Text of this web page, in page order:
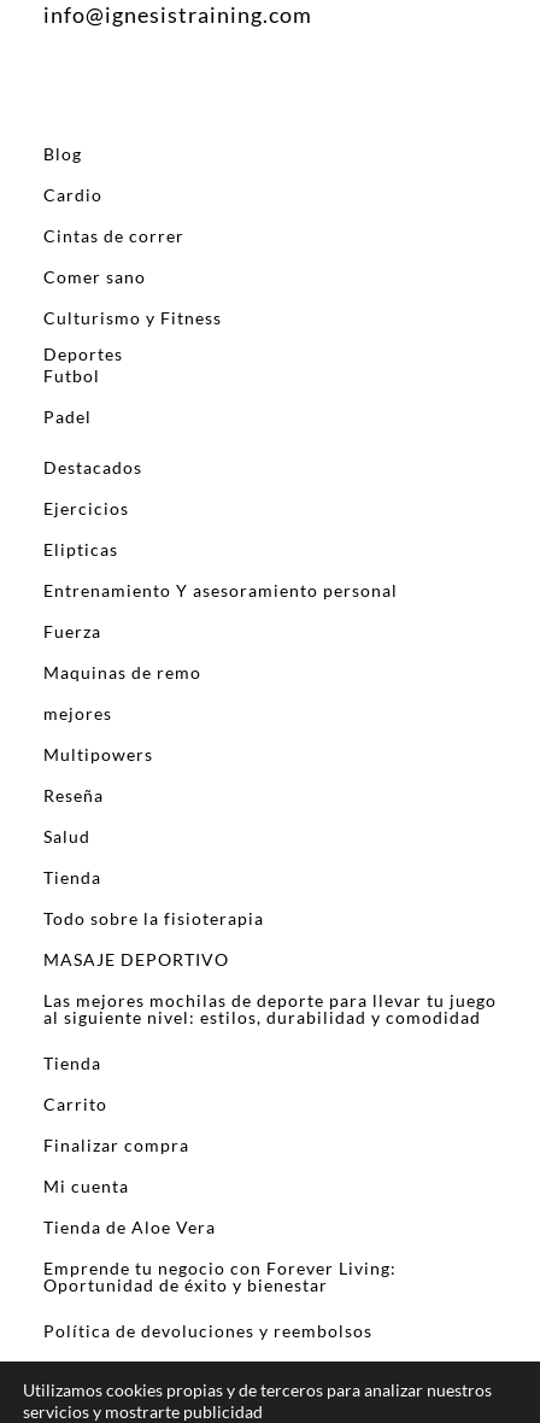
info@ignesistraining.com
Blog
Cardio
Cintas de correr
Comer sano
Culturismo y Fitness
Deportes
Futbol
Padel
Destacados
Ejercicios
Elipticas
Entrenamiento Y asesoramiento personal
Fuerza
Maquinas de remo
mejores
Multipowers
Reseña
Salud
Tienda
Todo sobre la fisioterapia
MASAJE DEPORTIVO
Las mejores mochilas de deporte para llevar tu juego
al siguiente nivel: estilos, durabilidad y comodidad
Tienda
Carrito
Finalizar compra
Mi cuenta
Tienda de Aloe Vera
Emprende tu negocio con Forever Living:
Oportunidad de éxito y bienestar
Política de devoluciones y reembolsos
Utilizamos cookies propias y de terceros para analizar nuestros
servicios y mostrarte publicidad